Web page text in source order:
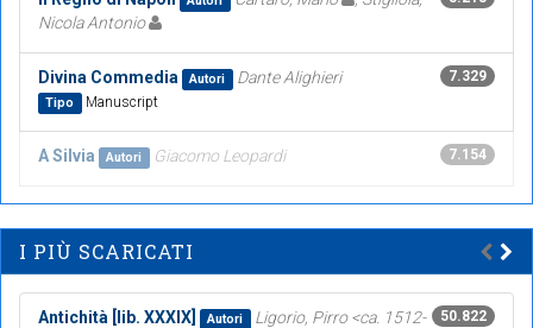
Nicola Antonio
7.329
Divina Commedia Autori Dante Alighieri
Tipo Manuscript
7.154
A Silvia Autori Giacomo Leopardi
I PIÙ SCARICATI
50.822
Antichità [lib. XXXIX] Autori
Ligorio, Pirro <ca. 1512-